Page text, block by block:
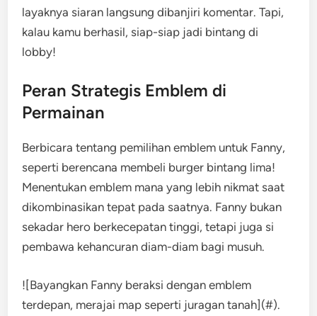
layaknya siaran langsung dibanjiri komentar. Tapi,
kalau kamu berhasil, siap-siap jadi bintang di
lobby!
Peran Strategis Emblem di
Permainan
Berbicara tentang pemilihan emblem untuk Fanny,
seperti berencana membeli burger bintang lima!
Menentukan emblem mana yang lebih nikmat saat
dikombinasikan tepat pada saatnya. Fanny bukan
sekadar hero berkecepatan tinggi, tetapi juga si
pembawa kehancuran diam-diam bagi musuh.
![Bayangkan Fanny beraksi dengan emblem
terdepan, merajai map seperti juragan tanah](#).